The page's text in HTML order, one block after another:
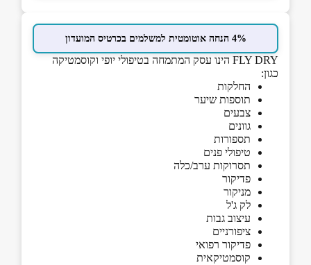
4% הנחה אוטומטית למשלמים בכרטיס המועדון
FLY DRY הינו עסק המתמחה בטיפולי יופי וקוסמטיקה
כגון:
החלקות
תוספות שיער
צבעים
גוונים
תספורות
טיפולי פנים
תסרוקות ערב/כלה
פדיקור
מניקור
לק ג'ל
עיצוב גבות
ציפורניים
פדיקור רפואי
קוסמטיקאית